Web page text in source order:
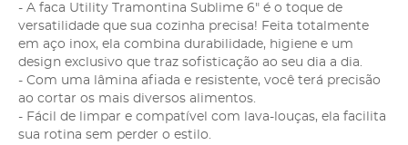
- A faca Utility Tramontina Sublime 6" é o toque de
versatilidade que sua cozinha precisa! Feita totalmente
em aço inox, ela combina durabilidade, higiene e um
design exclusivo que traz sofisticação ao seu dia a dia.
- Com uma lâmina afiada e resistente, você terá precisão
ao cortar os mais diversos alimentos.
- Fácil de limpar e compatível com lava-louças, ela facilita
sua rotina sem perder o estilo.